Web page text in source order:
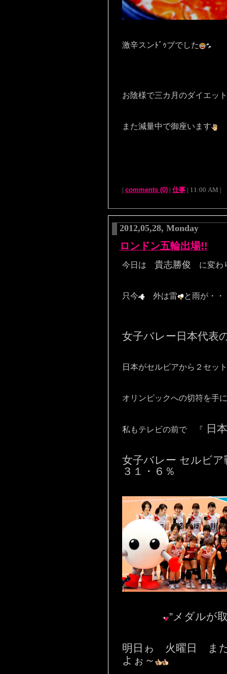
激辛スンﾄﾞｩブでした
お陰様で三カ月 のダイエッ
また減量中で御座います
| comments (0)| 仕事| 11:00 AM |
2012,05,28, Monday
ロンドン五輪出場!!
今日は 貴志勝俊 に変わ
只今 外は雷 と雨が・・
女子バレー日本代表
日本がセルビアから２セッ
オリンピックへの切符を手
私もテレビの前で 『 日
女子バレー セルビア
３１・６％
”メダルが
明日ゎ 火曜日 ま
よぉ～